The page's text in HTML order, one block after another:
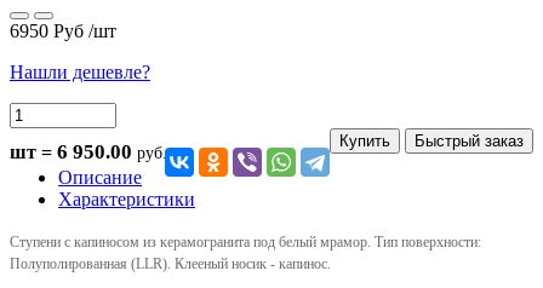
6950 Руб /шт
Нашли дешевле?
шт = 6 950.00 руб.
Купить Быстрый заказ
Описание
Характеристики
Ступени с капиносом из керамогранита под белый мрамор. Тип поверхности:
Полуполированная (LLR). Клееный носик - капинос.